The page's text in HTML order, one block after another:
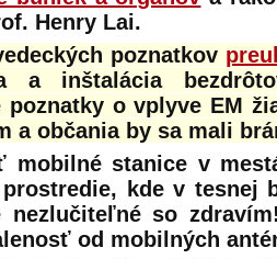
Henry Lai.
poznatkov
a inštalácia
o vplyve EM
a občania by sa mali
mobilné stanice v
kde v tesnej
so
od mobilných